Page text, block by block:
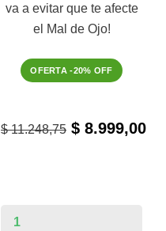
va a evitar que te afecte
el Mal de Ojo!
OFERTA -20% OFF
$ 11.248,75 $ 8.999,00